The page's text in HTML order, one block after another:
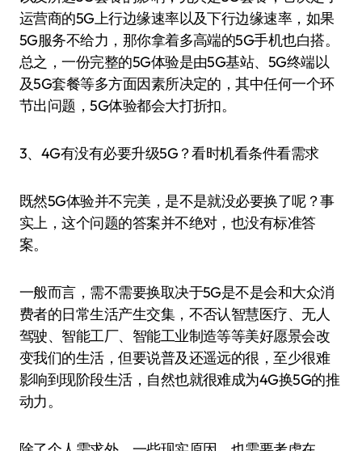
运营商的5G上行边缘速率以及下行边缘速率，如果
5G服务不给力，那你拿着多高端的5G手机也白搭。
总之，一份完整的5G体验是由5G基站、5G终端以
及5G套餐等多方面因素所决定的，其中任何一个环
节出问题，5G体验都会大打折扣。
3、4G有没有必要升级5G？看时机看条件看需求
既然5G体验并不完美，是不是就没必要换了呢？事
实上，这个问题的答案并不绝对，也没有标准答
案。
一般而言，需不需要换取决于5G是不是会和大众消
费者的日常生活产生交集，不否认智慧医疗、无人
驾驶、智能工厂、智能工业制造等等美好愿景会改
变我们的生活，但要说普及还遥远的很，至少很难
影响到现阶段生活，自然也就很难成为4G换5G的推
动力。